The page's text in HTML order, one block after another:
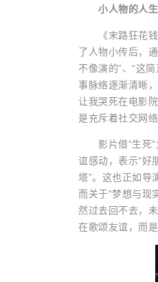
小人物的人
《末路狂花钱
了人物小传后，
不像演的”、“这
事脉络逐渐清晰
让我哭死在电影
是充斥着社交网络
影片借“生死”
谊感动，表示“好
塔”。这也正如导
而关于“梦想与现
然过去回不去，
在歌颂友谊，而